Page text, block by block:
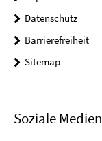
Datenschutz
Barrierefreiheit
Sitemap
Soziale Medien